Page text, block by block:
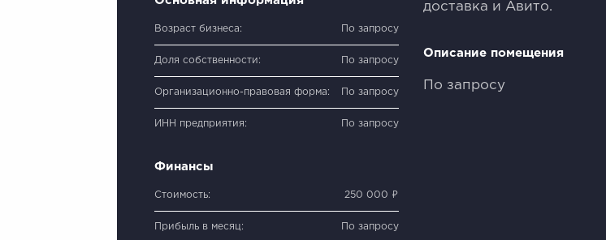
Возраст бизнеса: По запросу
Доля собственности: По запросу
Организационно-правовая форма: По запросу
ИНН предприятия: По запросу
Финансы
Стоимость: 250 000 ₽
Прибыль в месяц: По запросу
доставка и Авито.
Описание помещения
По запросу